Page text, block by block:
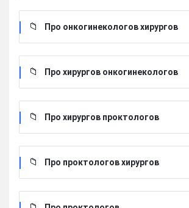
Про онкогинекологов хирургов
Про хирургов онкогинекологов
Про хирургов проктологов
Про проктологов хирургов